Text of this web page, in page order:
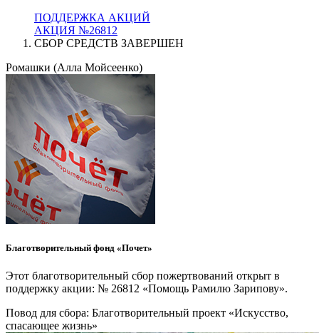
ПОДДЕРЖКА АКЦИЙ
АКЦИЯ №26812
СБОР СРЕДСТВ ЗАВЕРШЕН
Ромашки (Алла Мойсеенко)
Благотворительный фонд «Почет»
Этот благотворительный сбор пожертвований открыт в
поддержку акции: № 26812 «Помощь Рамилю Зарипову».
Повод для сбора: Благотворительный проект «Искусство,
спасающее жизнь»